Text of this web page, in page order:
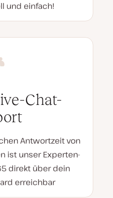
und einfach!
Chat-
Antwortzeit von
ist unser Experten-
direkt über dein
erreichbar